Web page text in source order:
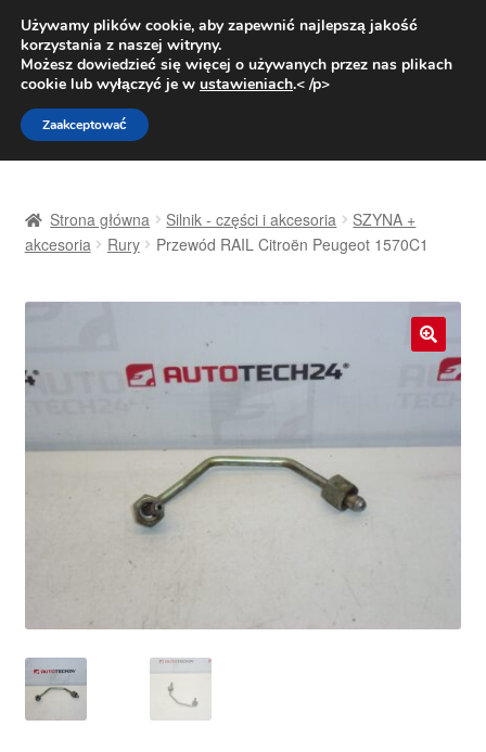
DOSTAWA od 31 zł
Pn.-pt. 9:00-16:00800 003 167
Przejdź
do
nawigacji
Przejdź
do
treści
Dostawa
Skarga
Strona główna Silnik - części i akcesoria
SZYNA +
akcesoria
Rury Przewód RAIL Citroën Peugeot 1570C1
🔍
Używamy plików cookie, aby zapewnić najlepszą jakość
korzystania z naszej witryny.
Możesz dowiedzieć się więcej o używanych przez nas plikach
cookie lub wyłączyć je w ustawieniach.< /p>
Zaakceptować